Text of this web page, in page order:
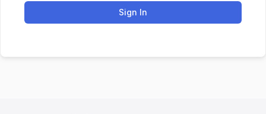
Sign In